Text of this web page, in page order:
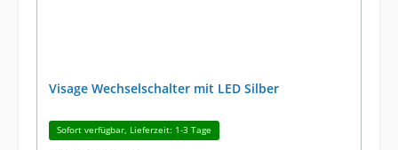
Visage Wechselschalter mit LED Silber
Sofort verfügbar, Lieferzeit: 1-3 Tage